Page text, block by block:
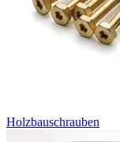
Holzbauschrauben